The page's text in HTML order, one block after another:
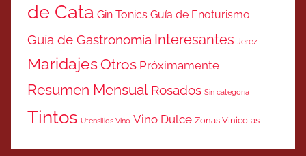
de Cata Gin Tonics Guía de Enoturismo
Guía de Gastronomía Interesantes Jerez
MaridajesOtros Próximamente
Resumen Mensual Rosados Sin categoría
Tintos Utensilios Vino Vino Dulce Zonas Vinicolas